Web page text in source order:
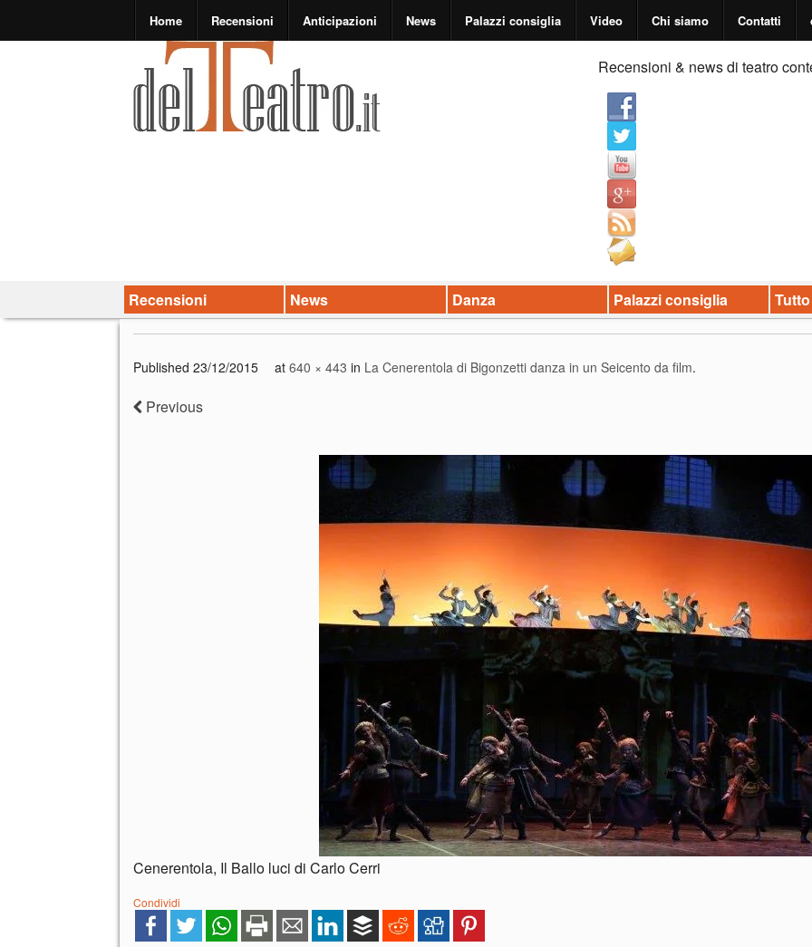
Home Recensioni Anticipazioni News Palazzi consiglia Video Chi siamo Contatti
Recensioni & news di teatro
Recensioni News Danza Palazzi consiglia
Published 23/12/2015 at 640 × 443 in La Cenerentola di Bigonzetti danza in un Seicento da film.
Previous
Cenerentola, Il Ballo luci di Carlo Cerri
Condividi